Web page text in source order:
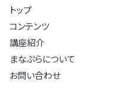
トップ
コンテンツ
講座紹介
まなぷらについて
お問い合わせ